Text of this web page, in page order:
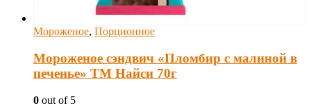
Мороженое, Порционное
Мороженое сэндвич «Пломбир с малиной в
печенье» ТМ Найси 70г
0 out of 5